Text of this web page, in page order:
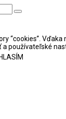
“cookies”. Vďaka
používateľské